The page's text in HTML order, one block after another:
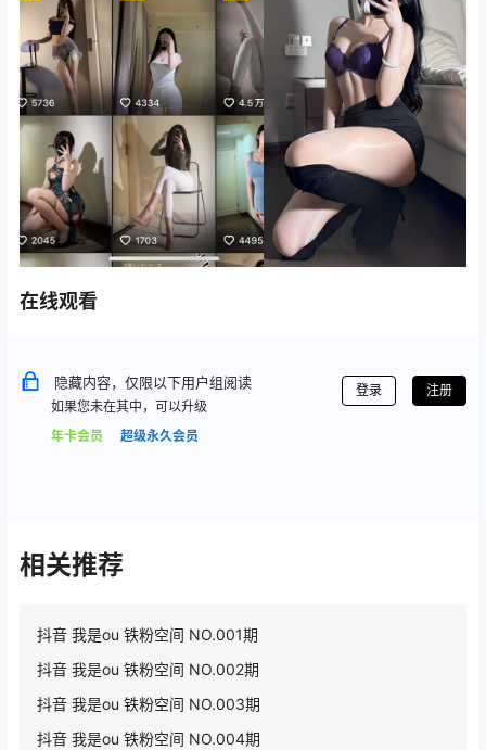
在线观看
隐藏内容，仅限以下用户组阅读
如果您未在其中，可以升级
年卡会员
超级永久会员
登录 注册
相关推荐
抖音 我是ou 铁粉空间 NO.001期
抖音 我是ou 铁粉空间 NO.002期
抖音 我是ou 铁粉空间 NO.003期
抖音 我是ou 铁粉空间 NO.004期